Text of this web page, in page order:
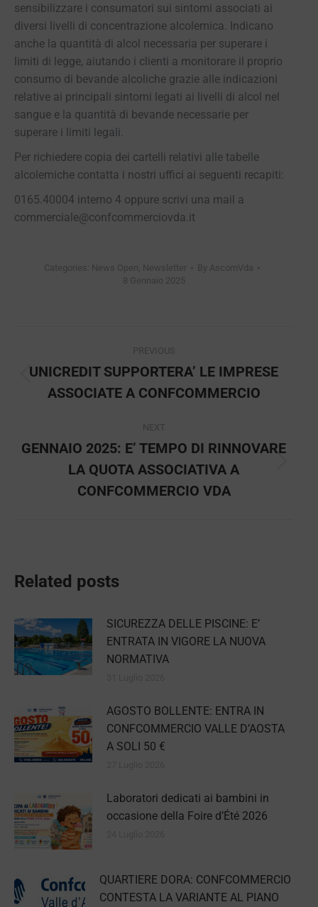
sensibilizzare i consumatori sui sintomi associati ai
diversi livelli di concentrazione alcolemica. Indicano
anche la quantità di alcol necessaria per superare i
limiti di legge, aiutando i clienti a monitorare il proprio
consumo di bevande alcoliche grazie alle indicazioni
relative ai principali sintomi legati ai livelli di alcol nel
sangue e la quantità di bevande necessarie per
superare i limiti legali.
Per richiedere copia dei cartelli relativi alle tabelle
alcolemiche contatta i nostri uffici ai seguenti recapiti:
0165.40004 interno 4 oppure scrivi una mail a
commerciale@confcommerciovda.it
Categories: News Open Newsletter By AscomVda
8 Gennaio 2025
navigation
PREVIOUS
post:
UNICREDIT SUPPORTERA’ LE IMPRESE
ASSOCIATE A CONFCOMMERCIO
NEXT
Next
post:
GENNAIO 2025: E’ TEMPO DI RINNOVARE
LA QUOTA ASSOCIATIVA A
CONFCOMMERCIO VDA
Related posts
SICUREZZA DELLE PISCINE: E’
ENTRATA IN VIGORE LA NUOVA
NORMATIVA
AGOSTO BOLLENTE: ENTRA IN
CONFCOMMERCIO VALLE D’AOSTA
A SOLI 50 €
Laboratori dedicati ai bambini in
occasione della Foire d’Été 2026
QUARTIERE DORA: CONFCOMMERCIO
CONTESTA LA VARIANTE AL PIANO